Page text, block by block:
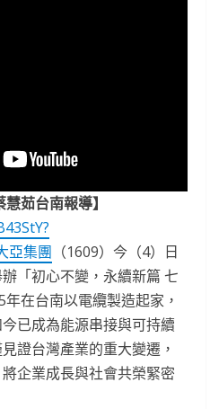
茹台南報導】
亞集團 （1609）今（4）日
「初心不變，永續新篇 七
在台南以電纜製造起家，
已成為能源串接與可持續
證台灣產業的重大變遷，
企業成長與社會共榮緊密